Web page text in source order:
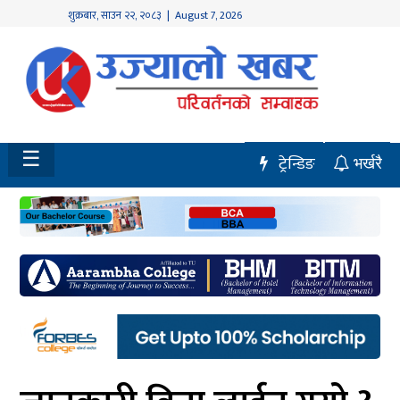
शुक्रबार,साउन २२, २०८३ | August 7, 2026
होमपेज
नवलपुर
विशेष
मध्य
नेपाल
चितवन
सेरोफेरो
समाचार
☰ भर्खरै
ट्रेन्डिङ